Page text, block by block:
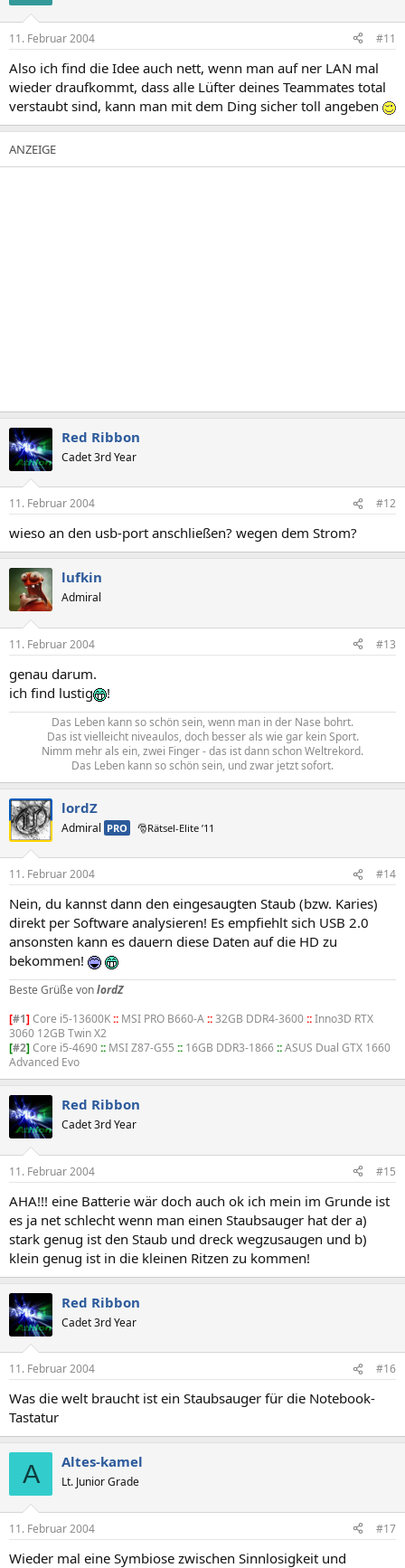
11. Februar 2004 #11
Also ich find die Idee auch nett, wenn man auf ner LAN mal
wieder draufkommt, dass alle Lüfter deines Teammates total
verstaubt sind, kann man mit dem Ding sicher toll angeben
Red Ribbon
Cadet 3rd Year
11. Februar 2004 #12
wieso an den usb-port anschließen? wegen dem Strom?
lufkin
Admiral
11. Februar 2004 #13
genau darum.
ich find lustig
!
Das Leben kann so schön sein, wenn man in der Nase bohrt.
Das ist vielleicht niveaulos, doch besser als wie gar kein Sport.
Nimm mehr als ein, zwei Finger - das ist dann schon Weltrekord.
Das Leben kann so schön sein, und zwar jetzt sofort.​
lordZ
Admiral PRO 🎅Rätsel-Elite ’11
11. Februar 2004 #14
Nein, du kannst dann den eingesaugten Staub (bzw. Karies)
direkt per Software analysieren! Es empfiehlt sich USB 2.0
ansonsten kann es dauern diese Daten auf die HD zu
bekommen!
Beste Grüße vonlordZ
[#1]Core i5-13600K:: MSI PRO B660-A::32GB DDR4-3600::Inno3D RTX
3060 12GB Twin X2
[#2]Core i5-4690:: MSI Z87-G55 :: 16GB DDR3-1866::ASUS Dual GTX 1660
Advanced Evo
Red Ribbon
Cadet 3rd Year
11. Februar 2004 #15
AHA!!! eine Batterie wär doch auch ok ich mein im Grunde ist
es ja net schlecht wenn man einen Staubsauger hat der a)
stark genug ist den Staub und dreck wegzusaugen und b)
klein genug ist in die kleinen Ritzen zu kommen!
Red Ribbon
Cadet 3rd Year
11. Februar 2004 #16
Was die welt braucht ist ein Staubsauger für die Notebook-
Tastatur
A Altes-kamel
Lt. Junior Grade
11. Februar 2004 #17
Wieder mal eine Symbiose zwischen Sinnlosigkeit und